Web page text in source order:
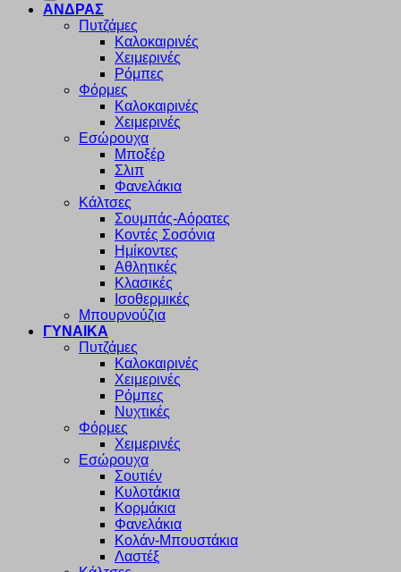
ΑΝΔΡΑΣ
Πυτζάμες
Καλοκαιρινές
Χειμερινές
Ρόμπες
Φόρμες
Καλοκαιρινές
Χειμερινές
Εσώρουχα
Μποξέρ
Σλιπ
Φανελάκια
Κάλτσες
Σουμπάς-Αόρατες
Κοντές Σοσόνια
Ημίκοντες
Αθλητικές
Κλασικές
Ισοθερμικές
Μπουρνούζια
ΓΥΝΑΙΚΑ
Πυτζάμες
Καλοκαιρινές
Χειμερινές
Ρόμπες
Νυχτικές
Φόρμες
Χειμερινές
Εσώρουχα
Σουτιέν
Κυλοτάκια
Κορμάκια
Φανελάκια
Κολάν-Μπουστάκια
Λαστέξ